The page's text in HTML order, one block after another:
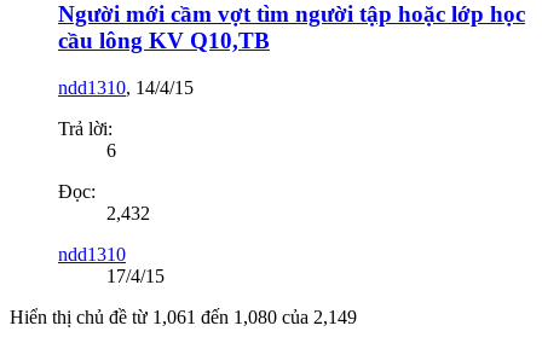
Người mới cầm vợt tìm người tập hoặc lớp học
cầu lông KV Q10,TB
ndd1310, 14/4/15
Trả lời:
6
Đọc:
2,432
ndd1310
17/4/15
Hiển thị chủ đề từ 1,061 đến 1,080 của 2,149